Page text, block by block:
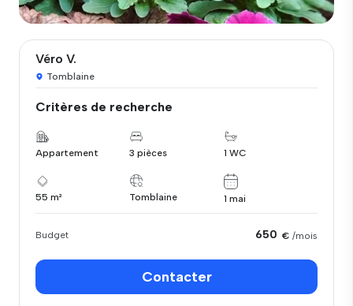
Véro V.
Tomblaine
Critères de recherche
Appartement 3 pièces 1 WC
55 m² Tomblaine 1 mai
Budget 650 € /mois
Contacter